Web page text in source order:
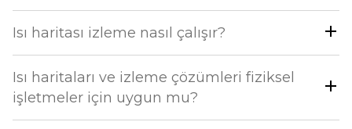
Isı haritası izleme nasıl çalışır?
Isı haritaları ve izleme çözümleri fiziksel
işletmeler için uygun mu?